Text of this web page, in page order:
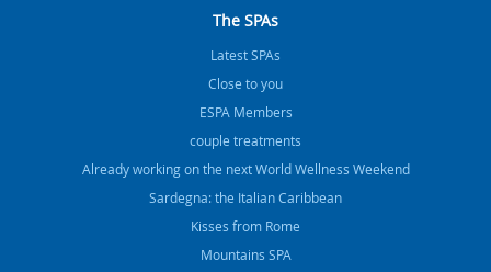
The SPAs
Latest SPAs
Close to you
ESPA Members
couple treatments
Already working on the next World Wellness Weekend
Sardegna: the Italian Caribbean
Kisses from Rome
Mountains SPA